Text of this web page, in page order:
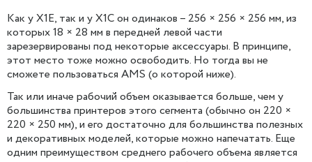
Как у X1E, так и у X1C он одинаков – 256 × 256 × 256 мм, из
которых 18 × 28 мм в передней левой части
зарезервированы под некоторые аксессуары. В принципе,
этот место тоже можно освободить. Но тогда вы не
сможете пользоваться AMS (о которой ниже).
Так или иначе рабочий объем оказывается больше, чем у
большинства принтеров этого сегмента (обычно он 220 ×
220 × 250 мм), и его достаточно для большинства полезных
и декоративных моделей, которые можно напечатать. Еще
одним преимуществом среднего рабочего объема является